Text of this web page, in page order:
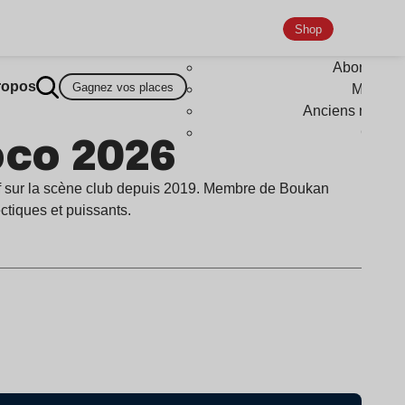
Gagnez vos places
Shop
Anciens
2026
la scène club depuis 2019. Membre de Boukan
et puissants.